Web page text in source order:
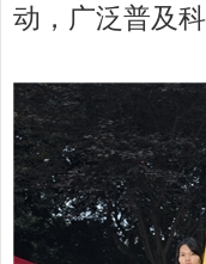
动，广泛普及